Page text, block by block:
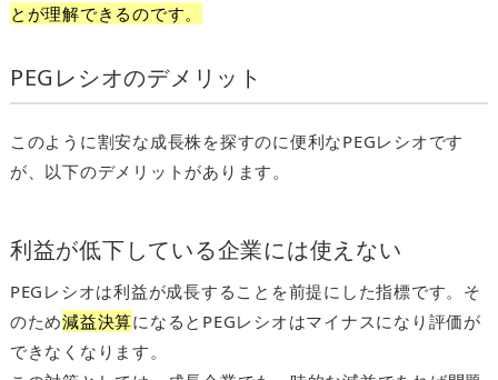
とが理解できるのです。
PEGレシオのデメリット
このように割安な成長株を探すのに便利なPEGレシオです
が、以下のデメリットがあります。
利益が低下している企業には使えない
PEGレシオは利益が成長することを前提にした指標です。そ
のため減益決算になるとPEGレシオはマイナスになり評価が
できなくなります。